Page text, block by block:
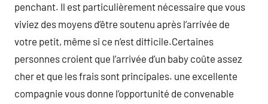
penchant. Il est particulièrement nécessaire que vous
viviez des moyens d’être soutenu après l’arrivée de
votre petit, même si ce n’est difficile.Certaines
personnes croient que l’arrivée d’un baby coûte assez
cher et que les frais sont principales. une excellente
compagnie vous donne l’opportunité de convenable